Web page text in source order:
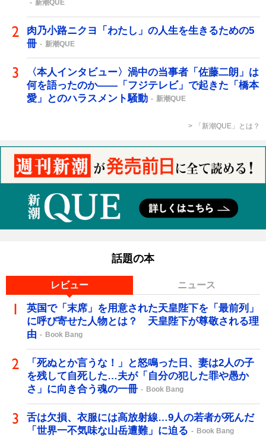
新潮QUE
肉乃小路ニクヨ「わたし」の人生を生きるための5
冊
新潮QUE
〈本人インタビュー〉渦中の当事者「佐藤二朗」は
何を語ったのか――「フジテレビ」で起きた「橋本
愛」とのハラスメント騒動
新潮QUE
「新潮QUE」とは？
話題の本
レビュー ニュース
英国で「末席」を用意された天皇陛下を「最前列」
に呼び寄せた人物とは？ 天皇陛下が尊敬される理
由
Book Bang
「死ぬとか言うな！」と怒鳴った日、妻は2人の子
を残して自死した…夫が「自分の犯した罪や愚か
さ」に向き合う魂の一冊
Book Bang
舌は欠損、衣服には高放射線…9人の若者が死んだ
「世界一不気味な山岳遭難」に迫る
Book Bang